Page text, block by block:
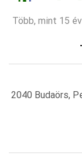
Több, mint 15
2040 Budaörs,